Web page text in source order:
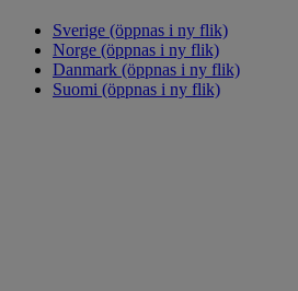
Sverige (öppnas i ny flik)
Norge (öppnas i ny flik)
Danmark (öppnas i ny flik)
Suomi (öppnas i ny flik)